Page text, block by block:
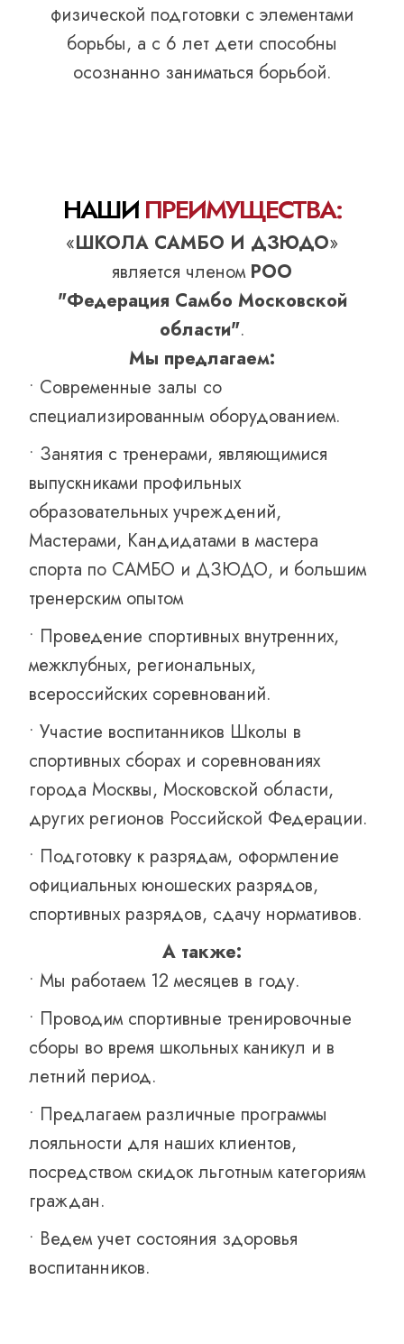
физической подготовки с элементами
борьбы, а с 6 лет дети способны
осознанно заниматься борьбой.
НАШИПРЕИМУЩЕСТВА:
«ШКОЛА САМБО И ДЗЮДО»
является членом РОО
"Федерация Самбо Московской
области".
Мы предлагаем:
• Современные залы со
специализированным оборудованием.
• Занятия с тренерами, являющимися
выпускниками профильных
образовательных учреждений,
Мастерами, Кандидатами в мастера
спорта по САМБО и ДЗЮДО, и большим
тренерским опытом
• Проведение спортивных внутренних,
межклубных, региональных,
всероссийских соревнований.
• Участие воспитанников Школы в
спортивных сборах и соревнованиях
города Москвы, Московской области,
других регионов Российской Федерации.
• Подготовку к разрядам, оформление
официальных юношеских разрядов,
спортивных разрядов, сдачу нормативов.
А также:
• Мы работаем 12 месяцев в году.
• Проводим спортивные тренировочные
сборы во время школьных каникул и в
летний период.
• Предлагаем различные программы
лояльности для наших клиентов,
посредством скидок льготным категориям
граждан.
• Ведем учет состояния здоровья
воспитанников.